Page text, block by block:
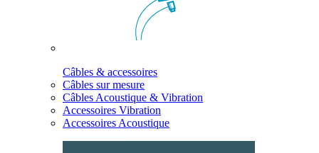
Câbles & accessoires
Câbles sur mesure
Câbles Acoustique & Vibration
Accessoires Vibration
Accessoires Acoustique